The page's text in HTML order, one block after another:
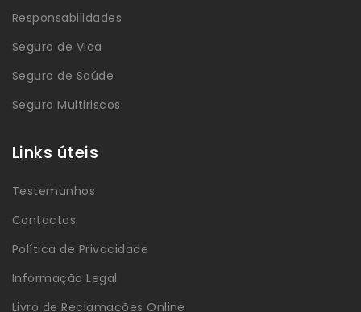
Responsabilidades
Seguro de Vida
Seguro de Saúde
Seguro Multiriscos
Links úteis
Testemunhos
Contactos
Política de Privacidade
Informação Legal
Livro de Reclamações Online